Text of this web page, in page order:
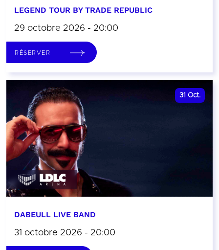
LEGEND TOUR BY TRADE REPUBLIC
29 octobre 2026 - 20:00
RÉSERVER
31 Oct.
DABEULL LIVE BAND
31 octobre 2026 - 20:00